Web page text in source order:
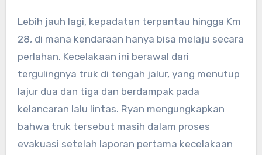
Lebih jauh lagi, kepadatan terpantau hingga Km
28, di mana kendaraan hanya bisa melaju secara
perlahan. Kecelakaan ini berawal dari
tergulingnya truk di tengah jalur, yang menutup
lajur dua dan tiga dan berdampak pada
kelancaran lalu lintas. Ryan mengungkapkan
bahwa truk tersebut masih dalam proses
evakuasi setelah laporan pertama kecelakaan